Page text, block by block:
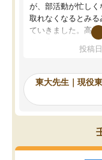
が、部活動が忙し
取れなくなるとみ
ていきました。高
供も家に帰って勉強
応を示します。東
れるので、親として
使える自習室とか
ところがあれば先生
のも重宝しています
投稿
東大先生｜現役